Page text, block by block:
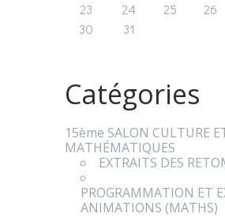
23
24 25 26
30
31
Catégories
15ème SALON CULTURE
MATHÉMATIQUES
EXTRAITS DES
PROGRAMMATION ET
ANIMATIONS (MATHS)